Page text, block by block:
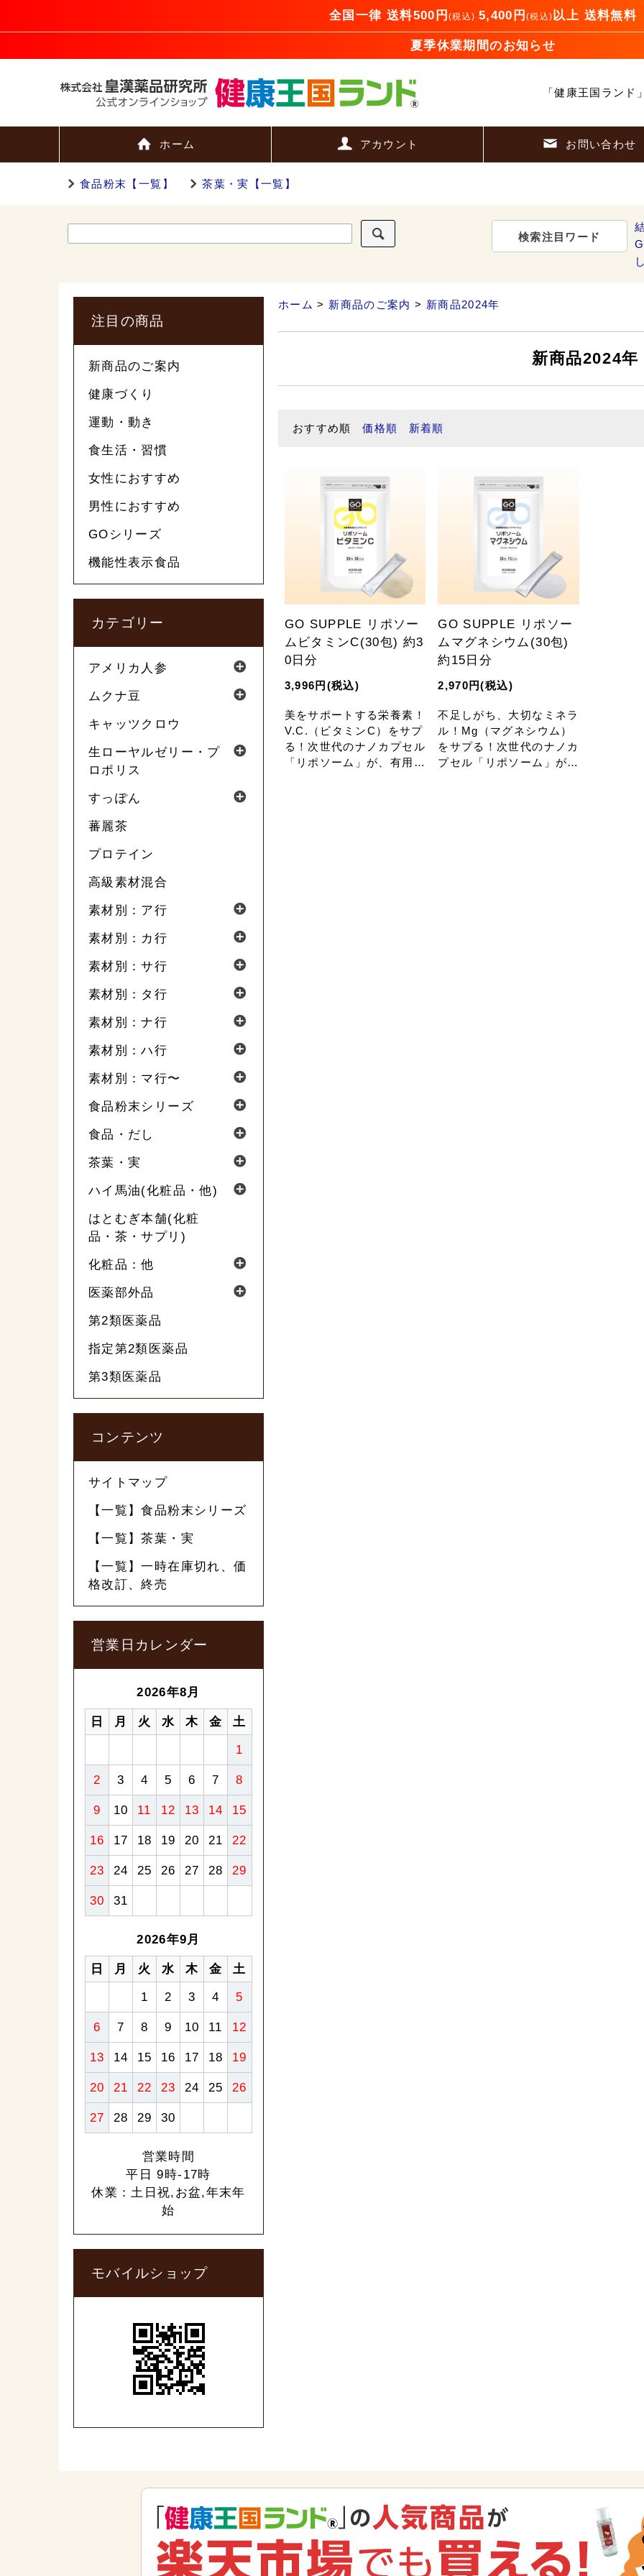
全国一律 送料500円 (税込) 5,400円 (税込)以上 送料無料
夏季休業期間のお知らせ
「健康王国ランド
ホーム アカウント お問い合わせ
食品粉末【一覧】 茶葉・実【一覧】
検索注目ワード
ホーム > 新商品のご案内 > 新商品2024年
新商品2024年
おすすめ順 価格順 新着順
GO SUPPLE リポソー
ムビタミンC(30包) 約3
0日分
3,996円(税込)
美をサポートする栄養素！
V.C.（ビタミンC）をサプ
る！次世代のナノカプセル
「リポソーム」が、有用成
GO SUPPLE リポソー
ムマグネシウム(30包)
約15日分
2,970円(税込)
不足しがち、大切なミネラ
ル！Mg（マグネシウム）
をサプる！次世代のナノカ
プセル「リポソーム」が、
注目の商品
新商品のご案内
健康づくり
運動・動き
食生活・習慣
女性におすすめ
男性におすすめ
GOシリーズ
機能性表示食品
カテゴリー
アメリカ人参
ムクナ豆
キャッツクロウ
生ローヤルゼリー・プ
ロポリス
すっぽん
蕃麗茶
プロテイン
高級素材混合
素材別：ア行
素材別：カ行
素材別：サ行
素材別：タ行
素材別：ナ行
素材別：ハ行
素材別：マ行〜
食品粉末シリーズ
食品・だし
茶葉・実
ハイ馬油(化粧品・他)
はとむぎ本舗(化粧
品・茶・サプリ)
化粧品：他
医薬部外品
第2類医薬品
指定第2類医薬品
第3類医薬品
コンテンツ
サイトマップ
【一覧】食品粉末シリーズ
【一覧】茶葉・実
【一覧】一時在庫切れ、価
格改訂、終売
営業日カレンダー
2026年8月
日 月 火 水 木 金 土
1
2 3 4 5 6 7 8
9 10 11 12 13 14 15
16 17 18 19 20 21 22
23 24 25 26 27 28 29
30 31
2026年9月
日 月 火 水 木 金 土
1 2 3 4 5
6 7 8 9 10 11 12
13 14 15 16 17 18 19
20 21 22 23 24 25 26
27 28 29 30
営業時間
平日 9時-17時
休業：土日祝,お盆,年末年
始
モバイルショップ